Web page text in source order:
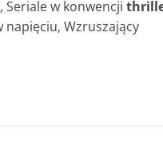
, Seriale w konwencji
napięciu, Wzruszający